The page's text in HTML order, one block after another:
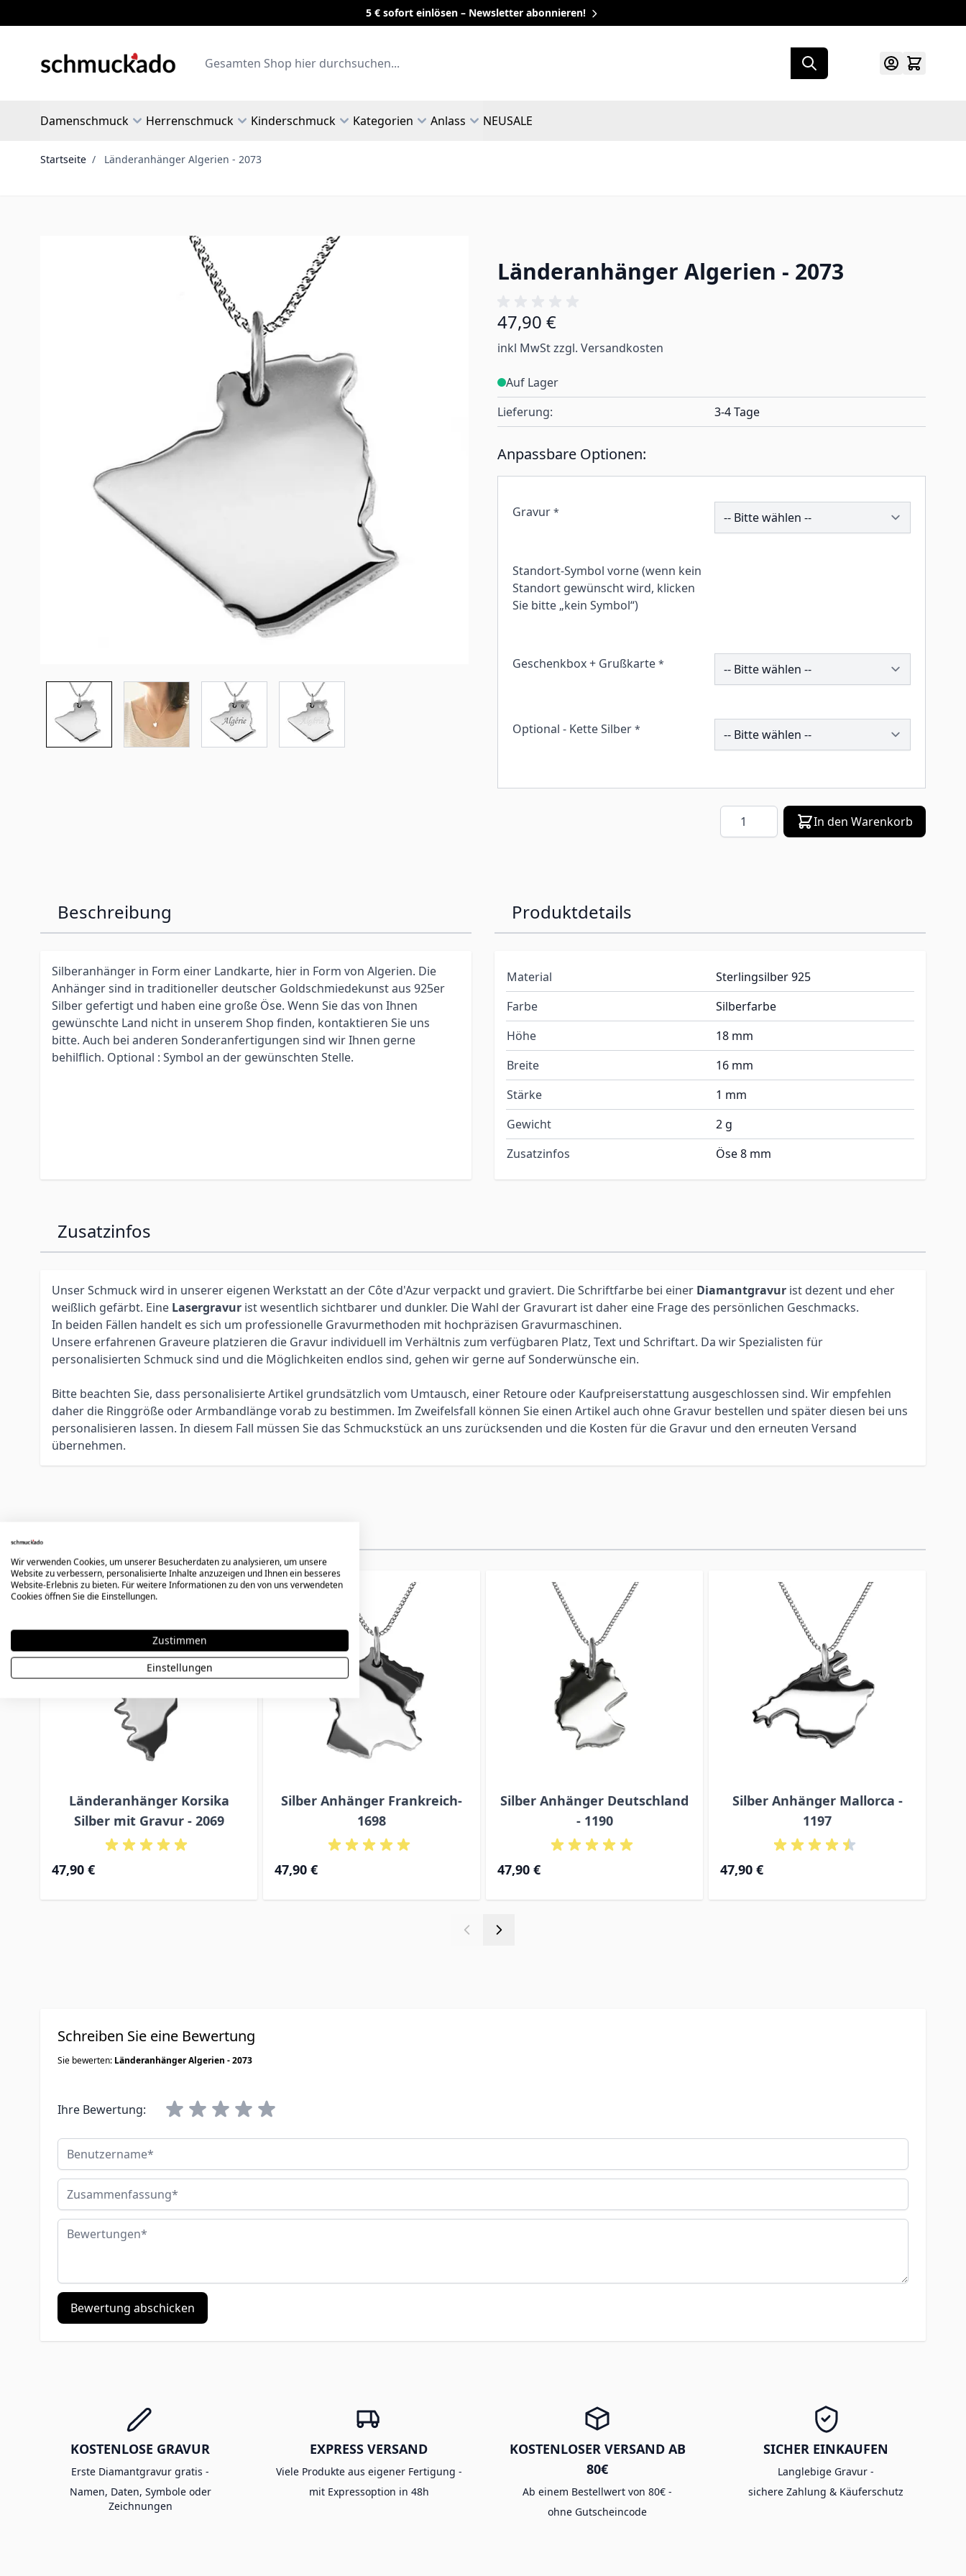
5 € sofort einlösen – Newsletter abonnieren!
Search
Damenschmuck Herrenschmuck Kinderschmuck Kategorien Anlass NEUSALE
Startseite / Länderanhänger Algerien - 2073
Länderanhänger Algerien - 2073
47,90 €
inkl MwSt zzgl. Versandkosten
Auf Lager
Lieferung:
3-4 Tage
Anpassbare Optionen:
Gravur * 249731
Standort-Symbol vorne (wenn kein
Standort gewünscht wird, klicken
Sie bitte „kein Symbol“)
Geschenkbox + Grußkarte * 259544
Optional - Kette Silber * 260974
Menge In den Warenkorb
Beschreibung
Silberanhänger in Form einer Landkarte, hier in Form von Algerien. Die
Anhänger sind in traditioneller deutscher Goldschmiedekunst aus 925er
Silber gefertigt und haben eine große Öse. Wenn Sie das von Ihnen
gewünschte Land nicht in unserem Shop finden, kontaktieren Sie uns
bitte. Auch bei anderen Sonderanfertigungen sind wir Ihnen gerne
behilflich. Optional : Symbol an der gewünschten Stelle.
Produktdetails
Material
Sterlingsilber 925
Farbe
Silberfarbe
Höhe
18 mm
Breite
16 mm
Stärke
1 mm
Gewicht
2 g
Zusatzinfos
Öse 8 mm
Zusatzinfos
Unser Schmuck wird in unserer eigenen Werkstatt an der Côte d'Azur verpackt und graviert. Die Schriftfarbe bei einer Diamantgravur ist dezent und eher
weißlich gefärbt. Eine Lasergravur ist wesentlich sichtbarer und dunkler. Die Wahl der Gravurart ist daher eine Frage des persönlichen Geschmacks.
In beiden Fällen handelt es sich um professionelle Gravurmethoden mit hochpräzisen Gravurmaschinen.
Unsere erfahrenen Graveure platzieren die Gravur individuell im Verhältnis zum verfügbaren Platz, Text und Schriftart. Da wir Spezialisten für
personalisierten Schmuck sind und die Möglichkeiten endlos sind, gehen wir gerne auf Sonderwünsche ein.
Bitte beachten Sie, dass personalisierte Artikel grundsätzlich vom Umtausch, einer Retoure oder Kaufpreiserstattung ausgeschlossen sind. Wir empfehlen
daher die Ringgröße oder Armbandlänge vorab zu bestimmen. Im Zweifelsfall können Sie einen Artikel auch ohne Gravur bestellen und später diesen bei uns
personalisieren lassen. In diesem Fall müssen Sie das Schmuckstück an uns zurücksenden und die Kosten für die Gravur und den erneuten Versand
übernehmen.
Press to skip carousel
Länderanhänger Korsika
Silber mit Gravur - 2069
47,90 €
Silber Anhänger Frankreich-
1698
47,90 €
Silber Anhänger Deutschland
- 1190
47,90 €
Silber Anhänger Mallorca -
1197
47,90 €
Schreiben Sie eine Bewertung
Sie bewerten: Länderanhänger Algerien - 2073
Ihre Bewertung:
Benutzername
Zusammenfassung
Bewertungen
Bewertung abschicken
KOSTENLOSE GRAVUR
Erste Diamantgravur gratis -
Namen, Daten, Symbole oder
Zeichnungen
EXPRESS VERSAND
Viele Produkte aus eigener Fertigung -
mit Expressoption in 48h
KOSTENLOSER VERSAND AB
80€
Ab einem Bestellwert von 80€ -
ohne Gutscheincode
SICHER EINKAUFEN
Langlebige Gravur -
sichere Zahlung & Käuferschutz
Wir verwenden Cookies, um unserer Besucherdaten zu analysieren, um unsere
Website zu verbessern, personalisierte Inhalte anzuzeigen und Ihnen ein besseres
Website-Erlebnis zu bieten. Für weitere Informationen zu den von uns verwendeten
Cookies öffnen Sie die Einstellungen.
Zustimmen
Einstellungen